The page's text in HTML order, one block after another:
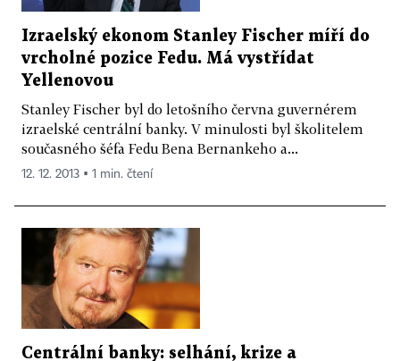
Izraelský ekonom Stanley Fischer míří do
vrcholné pozice Fedu. Má vystřídat
Yellenovou
Stanley Fischer byl do letošního června guvernérem
izraelské centrální banky. V minulosti byl školitelem
současného šéfa Fedu Bena Bernankeho a...
12. 12. 2013 ▪ 1 min. čtení
Centrální banky: selhání, krize a